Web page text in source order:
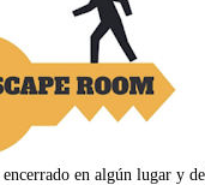
encerrado en algún lugar y